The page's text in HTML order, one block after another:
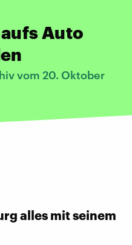
Auto
vom 20. Oktober
alles mit seinem